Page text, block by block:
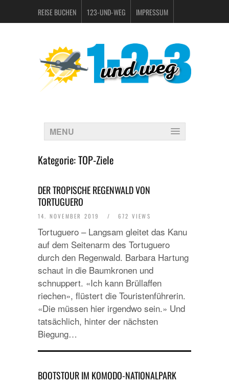
REISE BUCHEN 123-UND-WEG IMPRESSUM
MENU
Kategorie:TOP-Ziele
DER TROPISCHE REGENWALD VON
TORTUGUERO
14. NOVEMBER 2019 / 672 VIEWS
Tortuguero – Langsam gleitet das Kanu
auf dem Seitenarm des Tortuguero
durch den Regenwald. Barbara Hartung
schaut in die Baumkronen und
schnuppert. «Ich kann Brüllaffen
riechen», flüstert die Touristenführerin.
«Die müssen hier irgendwo sein.» Und
tatsächlich, hinter der nächsten
Biegung…
BOOTSTOUR IM KOMODO-NATIONALPARK